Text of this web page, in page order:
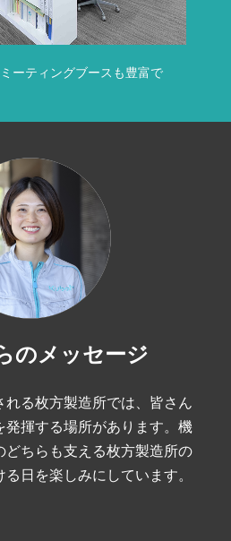
ーティングブースも豊富で
のメッセージ
れる枚方製造所では、皆さん
発揮する場所があります。機
どちらも支える枚方製造所の
日を楽しみにしています。